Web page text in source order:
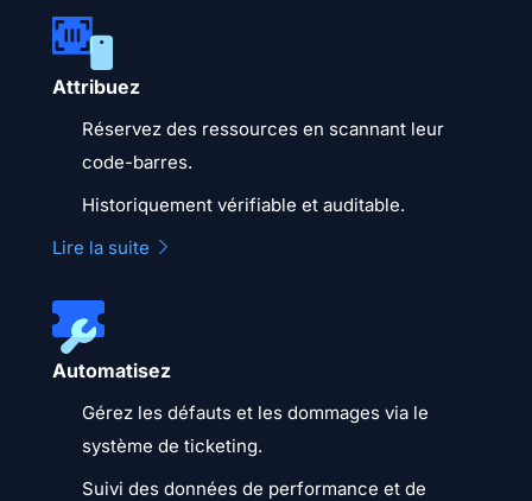
Attribuez
Réservez des ressources en scannant leur
code-barres.
Historiquement vérifiable et auditable.
Lire la suite
Automatisez
Gérez les défauts et les dommages via le
système de ticketing.
Suivi des données de performance et de